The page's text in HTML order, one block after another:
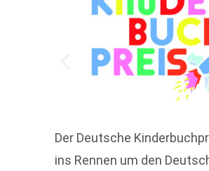
Der Deutsche
ins Rennen um den